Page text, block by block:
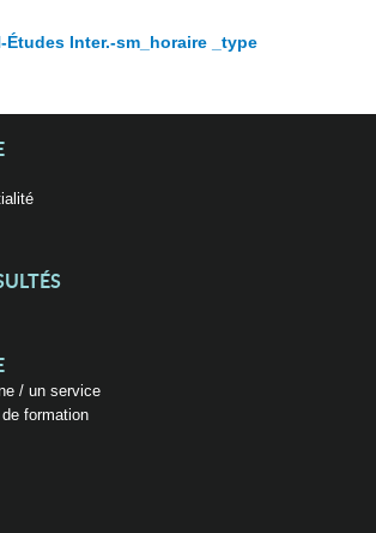
Études Inter.-sm_horaire _type
/ un service
formation